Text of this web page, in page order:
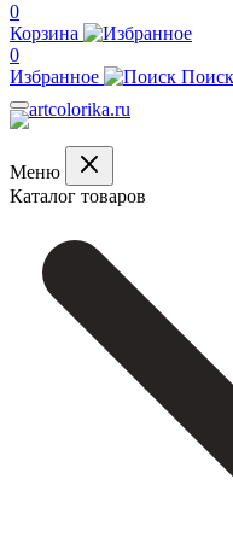
0
Корзина
0
Избранное
Поиск
Меню
Каталог товаров